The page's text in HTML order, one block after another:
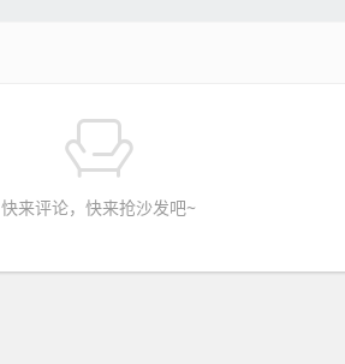
快来评论，快来抢沙发吧~